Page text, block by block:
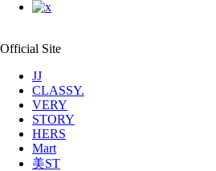
Official Site
JJ
CLASSY.
VERY
STORY
HERS
Mart
美ST